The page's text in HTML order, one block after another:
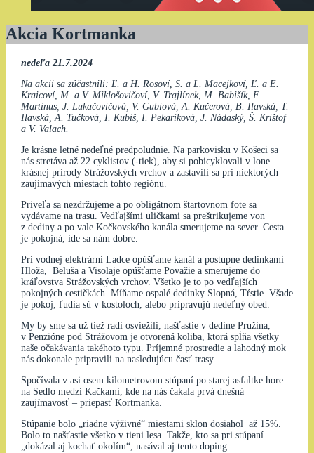
Akcia Kortmanka
nedeľa 21.7.2024
Na akcii sa zúčastnili: Ľ. a H. Rosoví, S. a L. Macejkoví, Ľ. a E.
Kraicoví, M. a V. Miklošovičoví, V. Trajlínek, M. Babišík, F.
Martinus, J. Lukačovičová, V. Gubiová, A. Kučerová, B. Ilavská, T.
Ilavská, A. Tučková, I. Kubiš, I. Pekaríková, J. Nádaský, Š. Krištof
a V. Valach.
Je krásne letné nedeľné predpoludnie. Na parkovisku v Košeci sa
nás stretáva až 22 cyklistov (-tiek), aby si pobicyklovali v lone
krásnej prírody Strážovských vrchov a zastavili sa pri niektorých
zaujímavých miestach tohto regiónu.
Priveľa sa nezdržujeme a po obligátnom štartovnom fote sa
vydávame na trasu. Vedľajšími uličkami sa preštrikujeme von
z dediny a po vale Kočkovského kanála smerujeme na sever. Cesta
je pokojná, ide sa nám dobre.
Pri vodnej elektrárni Ladce opúšťame kanál a postupne dedinkami
Hloža, Beluša a Visolaje opúšťame Považie a smerujeme do
kráľovstva Strážovských vrchov. Všetko je to po vedľajších
pokojných cestičkách. Míňame ospalé dedinky Slopná, Tŕstie. Všade
je pokoj, ľudia sú v kostoloch, alebo pripravujú nedeľný obed.
My by sme sa už tiež radi osviežili, našťastie v dedine Pružina,
v Penzióne pod Strážovom je otvorená koliba, ktorá spĺňa všetky
naše očakávania takéhoto typu. Príjemné prostredie a lahodný mok
nás dokonale pripravili na nasledujúcu časť trasy.
Spočívala v asi osem kilometrovom stúpaní po starej asfaltke hore
na Sedlo medzi Kačkami, kde na nás čakala prvá dnešná
zaujímavosť – priepasť Kortmanka.
Stúpanie bolo „riadne výživné“ miestami sklon dosiahol až 15%.
Bolo to našťastie všetko v tieni lesa. Takže, kto sa pri stúpaní
„dokázal aj kochať okolím“, nasával aj tento doping.